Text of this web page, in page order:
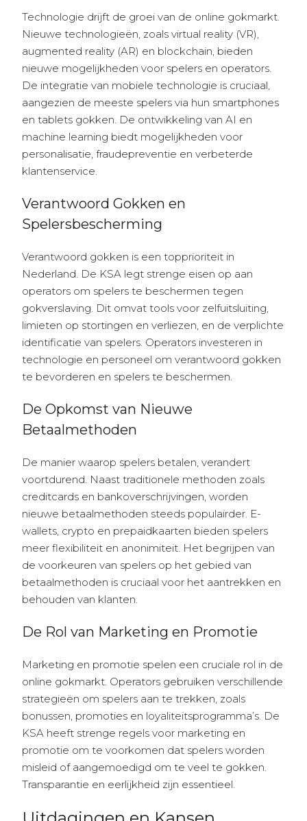
Technologie drijft de groei van de online gokmarkt.
Nieuwe technologieën, zoals virtual reality (VR),
augmented reality (AR) en blockchain, bieden
nieuwe mogelijkheden voor spelers en operators.
De integratie van mobiele technologie is cruciaal,
aangezien de meeste spelers via hun smartphones
en tablets gokken. De ontwikkeling van AI en
machine learning biedt mogelijkheden voor
personalisatie, fraudepreventie en verbeterde
klantenservice.
Verantwoord Gokken en
Spelersbescherming
Verantwoord gokken is een topprioriteit in
Nederland. De KSA legt strenge eisen op aan
operators om spelers te beschermen tegen
gokverslaving. Dit omvat tools voor zelfuitsluiting,
limieten op stortingen en verliezen, en de verplichte
identificatie van spelers. Operators investeren in
technologie en personeel om verantwoord gokken
te bevorderen en spelers te beschermen.
De Opkomst van Nieuwe
Betaalmethoden
De manier waarop spelers betalen, verandert
voortdurend. Naast traditionele methoden zoals
creditcards en bankoverschrijvingen, worden
nieuwe betaalmethoden steeds populairder. E-
wallets, crypto en prepaidkaarten bieden spelers
meer flexibiliteit en anonimiteit. Het begrijpen van
de voorkeuren van spelers op het gebied van
betaalmethoden is cruciaal voor het aantrekken en
behouden van klanten.
De Rol van Marketing en Promotie
Marketing en promotie spelen een cruciale rol in de
online gokmarkt. Operators gebruiken verschillende
strategieën om spelers aan te trekken, zoals
bonussen, promoties en loyaliteitsprogramma’s. De
KSA heeft strenge regels voor marketing en
promotie om te voorkomen dat spelers worden
misleid of aangemoedigd om te veel te gokken.
Transparantie en eerlijkheid zijn essentieel.